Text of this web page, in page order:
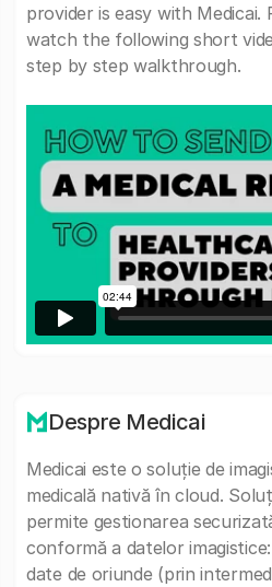
provider is easy with Medicai.
watch the following short
step by step walkthrough.
Despre Medicai
Medicai este o soluție de
medicală nativă în cloud.
permite gestionarea
conformă a datelor
date de oriunde (prin